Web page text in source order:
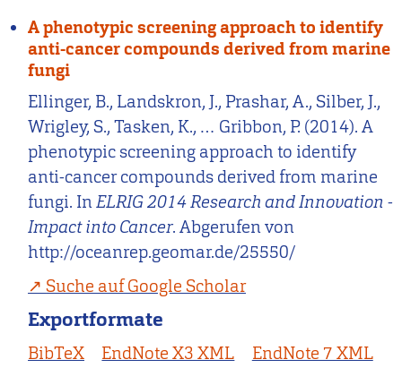
A phenotypic screening approach to identify
anti-cancer compounds derived from marine
fungi
Ellinger, B., Landskron, J., Prashar, A., Silber, J.,
Wrigley, S., Tasken, K., … Gribbon, P. (2014). A
phenotypic screening approach to identify
anti-cancer compounds derived from marine
fungi. InELRIG 2014 Research and Innovation -
Impact into Cancer. Abgerufen von
http://oceanrep.geomar.de/25550/
Suche auf Google Scholar
Exportformate
BibTeX EndNote X3 XML
EndNote 7 XML